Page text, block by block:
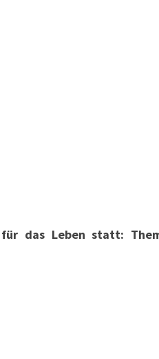
das Leben statt: